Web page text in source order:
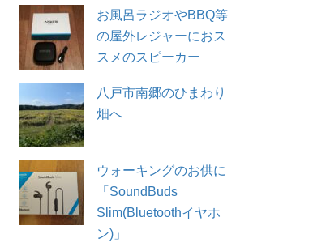
お風呂ラジオやBBQ等
の屋外レジャーにおス
スメのスピーカー
八戸市南郷のひまわり
畑へ
ウォーキングのお供に
「SoundBuds
Slim(Bluetoothイヤホ
ン)」